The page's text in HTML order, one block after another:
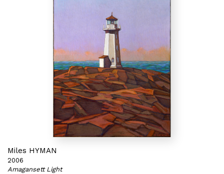
Miles HYMAN
2006
Amagansett Light